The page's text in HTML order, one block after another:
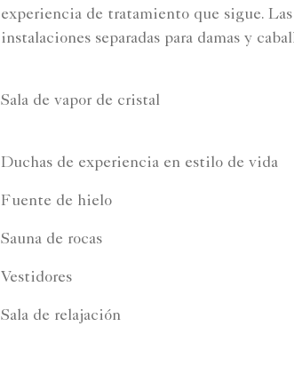
experiencia de tratamiento que sigue.
instalaciones separadas para damas y
Sala de vapor de cristal
Duchas de experiencia en estilo de vida
Fuente de hielo
Sauna de rocas
Vestidores
Sala de relajación